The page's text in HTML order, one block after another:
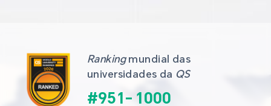
Ranking mundial das
universidades da QS
#951- 1000